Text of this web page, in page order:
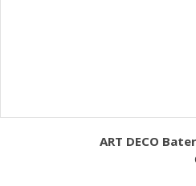
ART DECO